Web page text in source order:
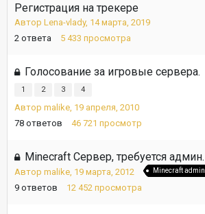
Регистрация на трекере
Автор Lena-vlady, 14 марта, 2019
2 ответа 5 433 просмотра
Голосование за игровые сервера.
1 2 3 4
Автор malike 19 апреля, 2010
78 ответов 46 721 просмотр
Minecraft Сервер, требуется админ.
Автор malike 19 марта, 2012 Minecraft admin
9 ответов 12 452 просмотра